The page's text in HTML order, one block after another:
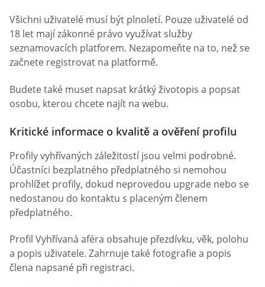
Všichni uživatelé musí být plnoletí. Pouze uživatelé od
18 let mají zákonné právo využívat služby
seznamovacích platforem. Nezapomeňte na to, než se
začnete registrovat na platformě.
Budete také muset napsat krátký životopis a popsat
osobu, kterou chcete najít na webu.
Kritické informace o kvalitě a ověření profilu
Profily vyhřívaných záležitostí jsou velmi podrobné.
Účastníci bezplatného předplatného si nemohou
prohlížet profily, dokud neprovedou upgrade nebo se
nedostanou do kontaktu s placeným členem
předplatného.
Profil Vyhřívaná aféra obsahuje přezdívku, věk, polohu
a popis uživatele. Zahrnuje také fotografie a popis
člena napsané při registraci.